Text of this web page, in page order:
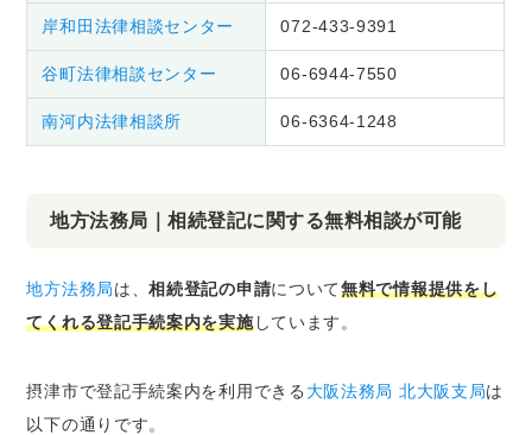
岸和田法律相談センター 072-433-9391
谷町法律相談センター 06-6944-7550
南河内法律相談所 06-6364-1248
地方法務局｜相続登記に関する無料相談が可能
地方法務局は、相続登記の申請について無料で情報提供をし
てくれる登記手続案内を実施しています。
摂津市で登記手続案内を利用できる 大阪法務局 北大阪支局は
以下の通りです。